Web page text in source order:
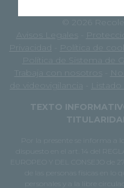
© 2026
Avisos Legales
Privacidad
Política de
Política de Sistema de
Trabaja con nosotros
de videovigilancia
TEXTO
Por la presente se informa a
dispuesto en el art. 14 del
EUROPEO Y DEL CONSEJO de
de las personas físicas en lo
personales y a la libre